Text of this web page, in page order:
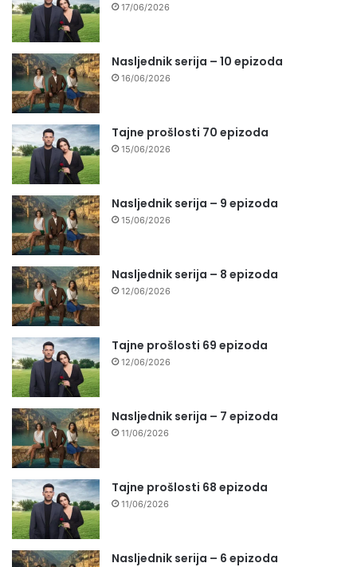
17/06/2026
Nasljednik serija – 10 epizoda
16/06/2026
Tajne prošlosti 70 epizoda
15/06/2026
Nasljednik serija – 9 epizoda
15/06/2026
Nasljednik serija – 8 epizoda
12/06/2026
Tajne prošlosti 69 epizoda
12/06/2026
Nasljednik serija – 7 epizoda
11/06/2026
Tajne prošlosti 68 epizoda
11/06/2026
Nasljednik serija – 6 epizoda